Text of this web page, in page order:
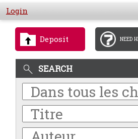
Login
Deposit NEED
SEARCH